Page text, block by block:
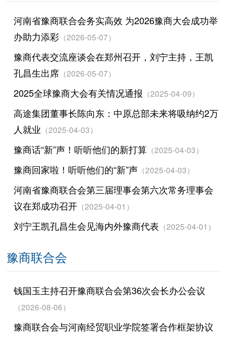
河南省豫商联合会务实高效 为2026豫商大会成功举
办助力添彩（2026-05-07）
豫商代表交流座谈会在郑州召开，刘宁主持，王凯
孔昌生出席（2026-05-07）
2025全球豫商大会有关情况通报 （2025-04-09）
高途集团董事长陈向东：中原总部未来将吸纳约2万
人就业 （2025-04-03）
豫商话“新”声！听听他们的新打算（2025-04-03）
豫商回家啦！听听他们的“新”声（2025-04-03）
河南省豫商联合会第三届理事会第六次常务理事会
议在郑成功召开（2025-04-01）
刘宁王凯孔昌生会见海内外豫商代表 （2025-04-01）
豫商联合会
钱国玉主持召开豫商联合会第36次会长办公会议
（2026-08-06）
豫商联合会与河南经贸职业学院签署合作框架协议